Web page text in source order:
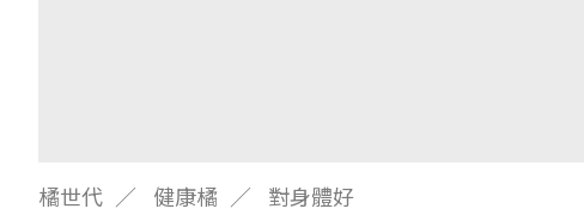
橘世代 健康橘 對身體好